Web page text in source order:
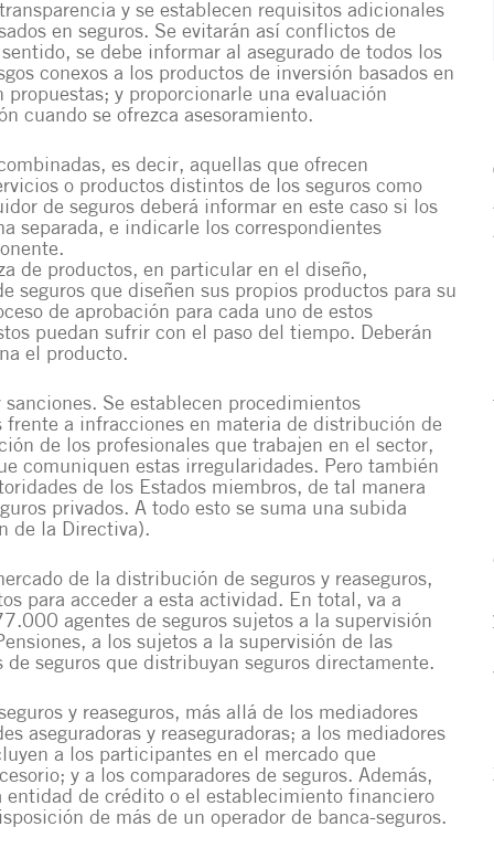
y se establecen requisitos adicionales
en seguros. Se evitarán así conflictos de
se debe informar al asegurado de todos los
conexos a los productos de inversión basados en
y proporcionarle una evaluación
cuando se ofrezca asesoramiento.
es decir, aquellas que ofrecen
o productos distintos de los seguros como
de seguros deberá informar en este caso si los
separada, e indicarle los correspondientes
de productos, en particular en el diseño,
seguros que diseñen sus propios productos para su
de aprobación para cada uno de estos
puedan sufrir con el paso del tiempo. Deberán
el producto.
Se establecen procedimientos
a infracciones en materia de distribución de
de los profesionales que trabajen en el sector,
comuniquen estas irregularidades. Pero también
de los Estados miembros, de tal manera
privados. A todo esto se suma una subida
de la Directiva).
de la distribución de seguros y reaseguros,
para acceder a esta actividad. En total, va a
agentes de seguros sujetos a la supervisión
a los sujetos a la supervisión de las
seguros que distribuyan seguros directamente.
y reaseguros, más allá de los mediadores
aseguradoras y reaseguradoras; a los mediadores
a los participantes en el mercado que
y a los comparadores de seguros. Además,
entidad de crédito o el establecimiento financiero
de más de un operador de banca-seguros.